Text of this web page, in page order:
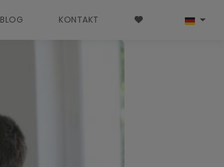
BLOG KONTAKT